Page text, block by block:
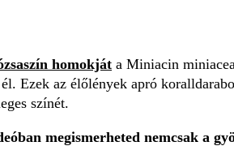
homokját a Miniacin
Ezek az élőlények apró
színét.
megismerheted nemcsak a